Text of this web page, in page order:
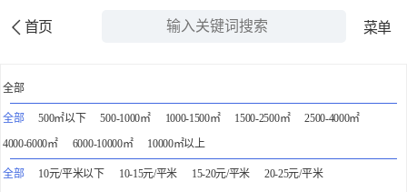
首页 菜单
全部
全部 500㎡以下 500-1000㎡ 1000-1500㎡ 1500-2500㎡
2500-4000㎡
4000-6000㎡
6000-10000㎡ 10000㎡以上
全部 10元/平米以下 10-15元/平米 15-20元/平米
20-25元/平米